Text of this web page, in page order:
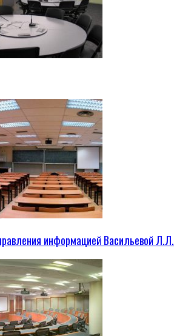
информацией Васильевой Л.Л.